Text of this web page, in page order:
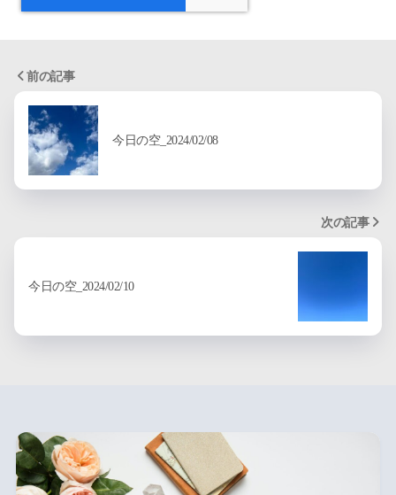
前の記事
今日の空_2024/02/08
次の記事
今日の空_2024/02/10